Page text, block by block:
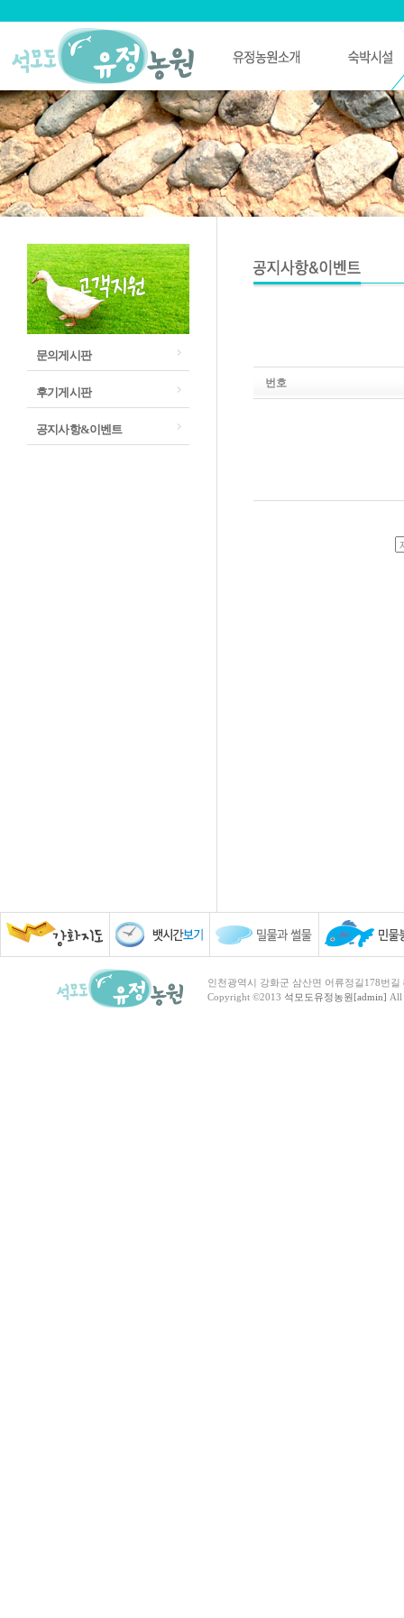
문의게시판
후기게시판
공지사항&이벤트
번호
인천광역시 강화군 삼산면 어류정길178번
Copyright ©2013 석모도유정농원[admin] All